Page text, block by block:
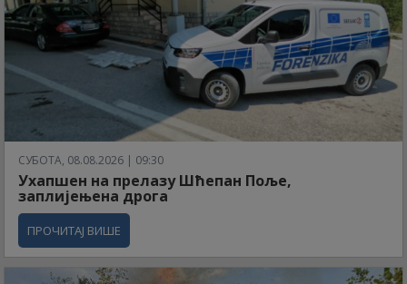
СУБОТА, 08.08.2026 | 09:30
Ухапшен на прелазу Шћепан Поље,
заплијењена дрога
ПРОЧИТАЈ ВИШЕ